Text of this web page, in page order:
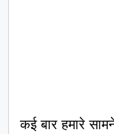
कई बार हमारे